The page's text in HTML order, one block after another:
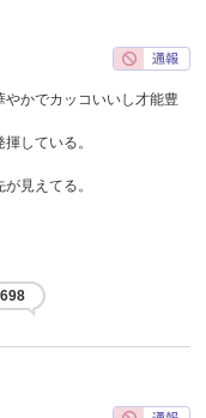
かでカッコいいし才能豊
している。
見えてる。
698